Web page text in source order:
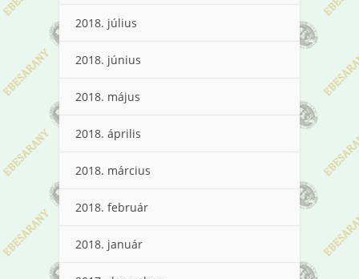
2018. július
2018. június
2018. május
2018. április
2018. március
2018. február
2018. január